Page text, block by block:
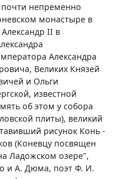
почти непременно
монастыре в
II в
Александра
Великих Князей
и Ольги
известной
об этом у собора
плиты), великий
рисунок Конь -
(Коневцу посвящен
Ладожском озере",
и А. Дюма, поэт Ф. И.